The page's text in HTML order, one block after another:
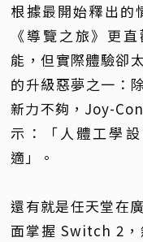
根據最開始釋出的
《導覽之旅》更
能，但實際體驗卻
的升級惡夢之一：
新力不夠，Joy-
示：「人體工學
適」。
還有就是任天堂在
面掌握 Switch 2，